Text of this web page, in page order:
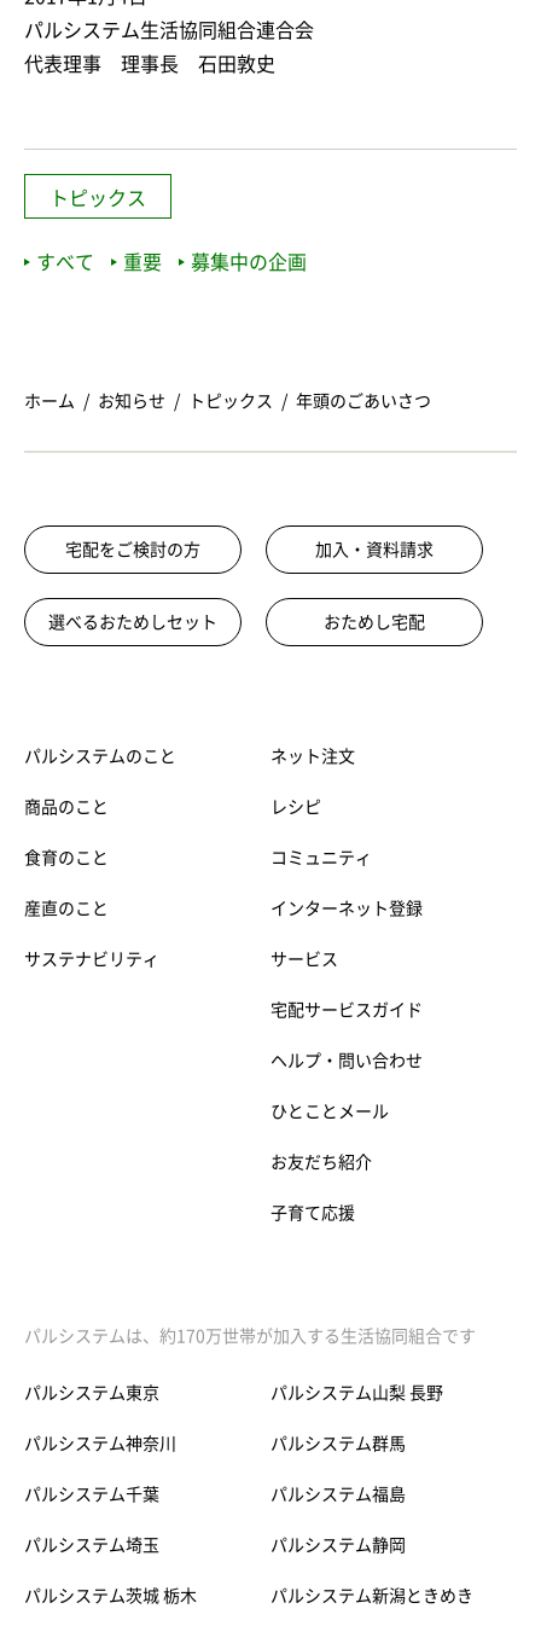
パルシステム生活協同組合連合会
代表理事 理事長 石田敦史
トピックス
すべて 重要 募集中の企画
ホーム お知らせ トピックス 年頭のごあいさつ
宅配をご検討の方 加入・資料請求
選べるおためしセット おためし宅配
パルシステムのこと
商品のこと
食育のこと
産直のこと
サステナビリティ
ネット注文
レシピ
コミュニティ
インターネット登録
サービス
宅配サービスガイド
ヘルプ・問い合わせ
ひとことメール
お友だち紹介
子育て応援
パルシステムは、約170万世帯が加入する生活協同組合です
パルシステム東京
パルシステム神奈川
パルシステム千葉
パルシステム埼玉
パルシステム茨城 栃木
パルシステム山梨 長野
パルシステム群馬
パルシステム福島
パルシステム静岡
パルシステム新潟ときめき